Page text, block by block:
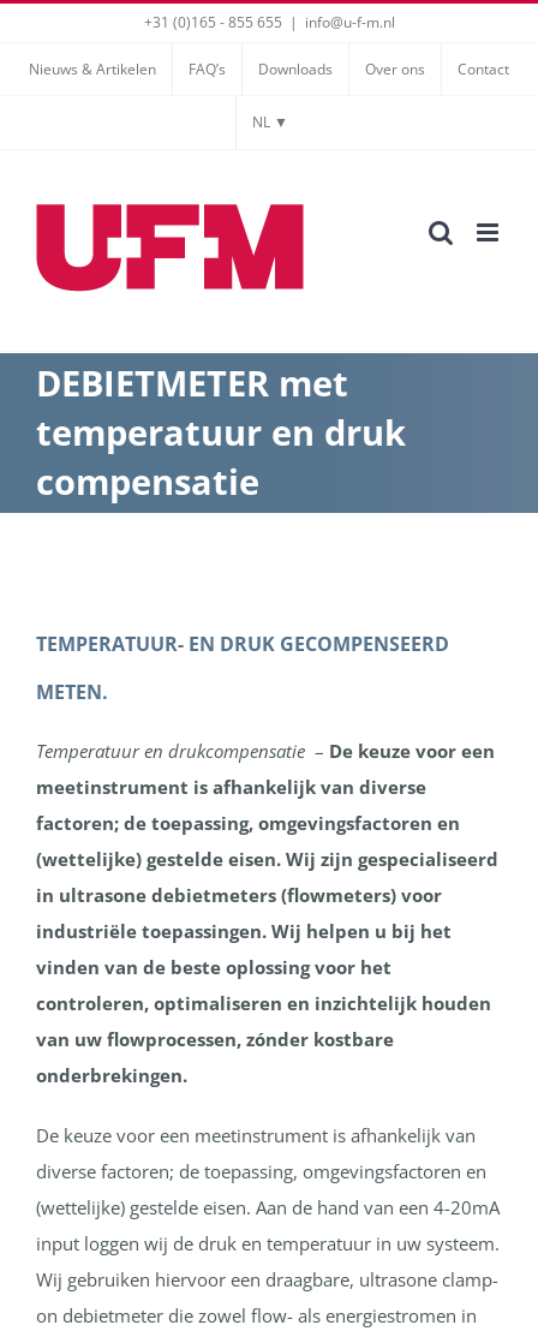
+31 (0)165 - 855 655 | info@u-f-m.nl
Nieuws & Artikelen FAQ’s Downloads Over ons Contact
NL ▼
DEBIETMETER met
temperatuur en druk
compensatie
TEMPERATUUR- EN DRUK GECOMPENSEERD
METEN.
Temperatuur en drukcompensatie – De keuze voor een
meetinstrument is afhankelijk van diverse
factoren; de toepassing, omgevingsfactoren en
(wettelijke) gestelde eisen. Wij zijn gespecialiseerd
in ultrasone debietmeters (flowmeters) voor
industriële toepassingen. Wij helpen u bij het
vinden van de beste oplossing voor het
controleren, optimaliseren en inzichtelijk houden
van uw flowprocessen, zónder kostbare
onderbrekingen.
De keuze voor een meetinstrument is afhankelijk van
diverse factoren; de toepassing, omgevingsfactoren en
(wettelijke) gestelde eisen. Aan de hand van een 4-20mA
input loggen wij de druk en temperatuur in uw systeem.
Wij gebruiken hiervoor een draagbare, ultrasone clamp-
on debietmeter die zowel flow- als energiestromen in